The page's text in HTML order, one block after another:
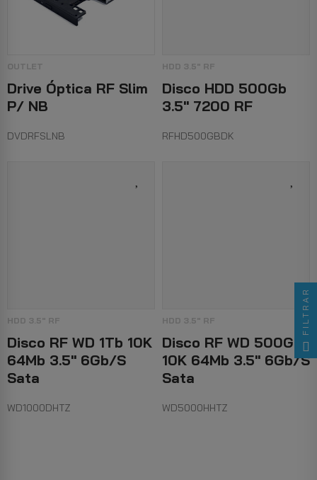
OUTLET
Drive Óptica RF Slim
P/ NB
DVDRFSLNB
HDD 3.5" RF
Disco HDD 500Gb
3.5" 7200 RF
RFHD500GBDK
HDD 3.5" RF
Disco RF WD 1Tb 10K
64Mb 3.5" 6Gb/s
Sata
WD1000DHTZ
HDD 3.5" RF
Disco RF WD 500Gb
10K 64Mb 3.5" 6Gb/s
Sata
WD5000HHTZ
FILTRAR